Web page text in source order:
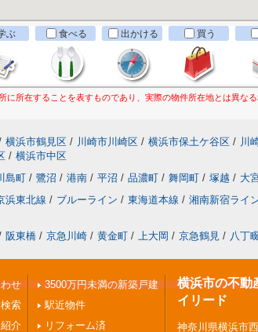
ぶ 食べる 出かける 買う
所在することを表すものであり、実際の物件所在地とは異なる
横浜市鶴見区 / 川崎市川崎区 / 横浜市保土ケ谷区 / 川
/ 横浜市中区
島町 / 鷺沼 / 港南 / 平沼 / 品濃町 / 舞岡町 / 塚越 / 大
浜東北線 / ブルーライン / 東海道本線 / 湘南新宿ライ
阪東橋 / 京急川崎 / 黄金町 / 上大岡 / 京急鶴見 / 八丁
せ
索
介
3500万円未満の新築戸建
駅近物件
リフォーム済
横浜市の不
イリード
神奈川県横浜市